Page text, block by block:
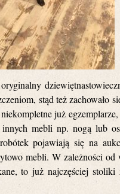
stąd też zachowało
już
mebli np. nogą lub
pojawiają się na
mebli. W zależności
to już najczęściej